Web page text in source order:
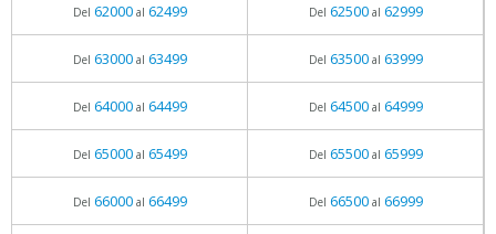
Del 62000al 62499 Del 62500al 62999
Del 63000al 63499 Del 63500al 63999
Del 64000al 64499 Del 64500al 64999
Del 65000al 65499 Del 65500al 65999
Del 66000al 66499 Del 66500al 66999